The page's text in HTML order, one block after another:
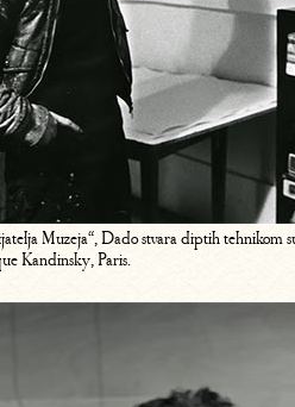
Muzeja“, Dado stvara diptih
Kandinsky, Paris.